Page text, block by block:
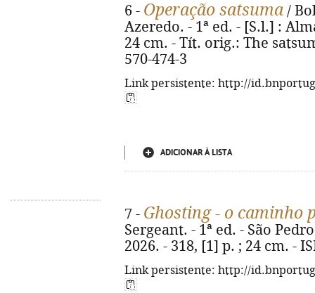
6 - Operação satsuma /
Azeredo. - 1ª ed. - [S.l.] :
24 cm. - Tít. orig.: The
570-474-3
Link persistente: http://
ADICIONAR À LISTA
7 - Ghosting - o caminho
Sergeant. - 1ª ed. - São
2026. - 318, [1] p. ; 24 cm. -
Link persistente: http://